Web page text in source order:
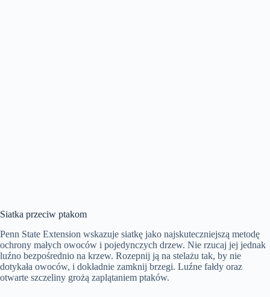
Siatka przeciw ptakom
Penn State Extension wskazuje siatkę jako najskuteczniejszą metodę
ochrony małych owoców i pojedynczych drzew. Nie rzucaj jej jednak
luźno bezpośrednio na krzew. Rozepnij ją na stelażu tak, by nie
dotykała owoców, i dokładnie zamknij brzegi. Luźne fałdy oraz
otwarte szczeliny grożą zaplątaniem ptaków.